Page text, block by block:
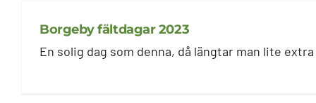
Borgeby fältdagar 2023
En solig dag som denna, då längtar man lite